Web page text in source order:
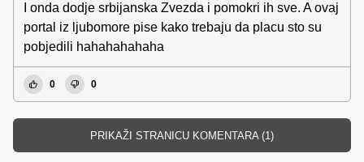
I onda dodje srbijanska Zvezda i pomokri ih sve. A ovaj
portal iz ljubomore pise kako trebaju da placu sto su
pobjedili hahahahahaha
0 0
PRIKAŽI STRANICU KOMENTARA (1)